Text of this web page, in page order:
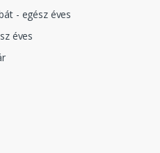
- egész éves
éves